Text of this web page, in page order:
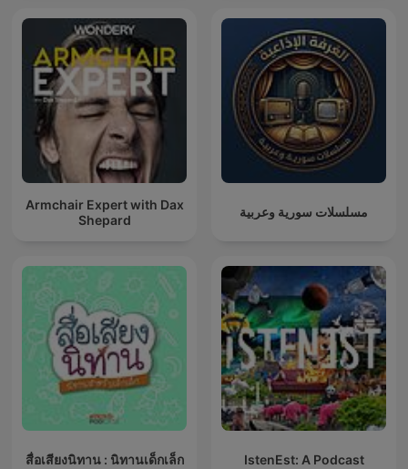
Armchair Expert with Dax
Shepard
مسلسلات سورية وعربية
สื่อเสียงนิทาน : นิทานเด็กเล็ก IstenEst: A Podcast